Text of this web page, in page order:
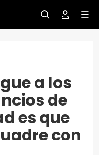
a los
de
es que
con